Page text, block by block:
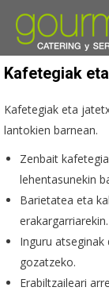
Kafetegiak
Kafetegiak eta
lantokien barnean.
Zenbait
lehentasunekin
Barietatea eta
erakargarriarekin.
Inguru
gozatzeko.
Erabiltzaileari